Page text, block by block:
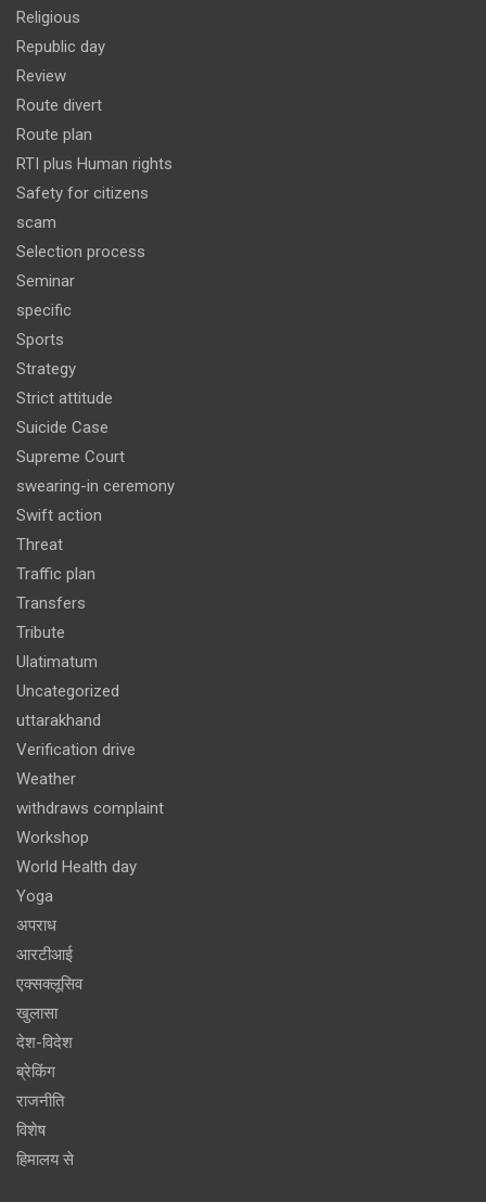
Religious
Republic day
Review
Route divert
Route plan
RTI plus Human rights
Safety for citizens
scam
Selection process
Seminar
specific
Sports
Strategy
Strict attitude
Suicide Case
Supreme Court
swearing-in ceremony
Swift action
Threat
Traffic plan
Transfers
Tribute
Ulatimatum
Uncategorized
uttarakhand
Verification drive
Weather
withdraws complaint
Workshop
World Health day
Yoga
अपराध
आरटीआई
एक्सक्लूसिव
खुलासा
देश-विदेश
ब्रेकिंग
राजनीति
विशेष
हिमालय से